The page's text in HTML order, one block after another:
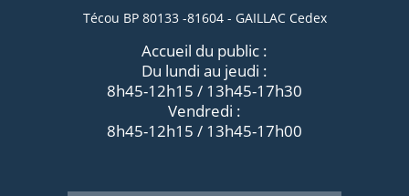
Técou BP 80133 -81604 - GAILLAC Cedex
Accueil du public :
Du lundi au jeudi :
8h45-12h15 / 13h45-17h30
Vendredi :
8h45-12h15 / 13h45-17h00